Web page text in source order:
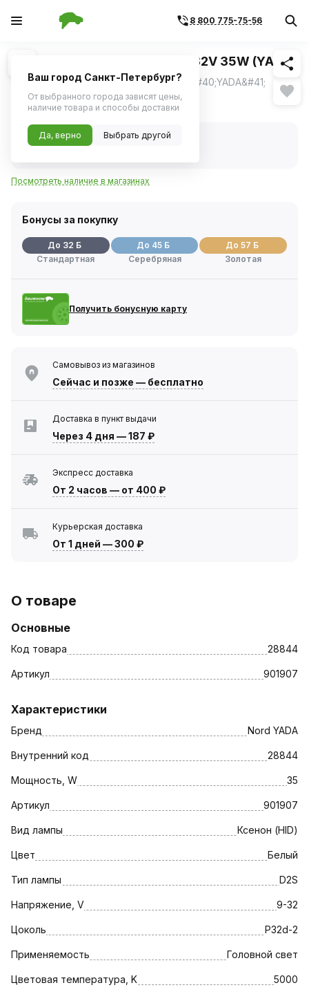
8 800 775-75-56
1/1 Похожие
Лампа ксенон D2S 5000K 9-32V 35W (YADA)
Лампа ксенон D2S 5000K 9-32V 35W &#40;YADA&#41;
632 ₽
В наличии
Код товара:28844
Посмотреть наличие в магазинах
Бонусы за покупку
До 32 Б
Стандартная
До 45 Б
Серебряная
До 57 Б
Золотая
Получить бонусную карту
Самовывоз из магазинов
Сейчас и позже — бесплатно
Доставка в пункт выдачи
Через 4 дня —187 ₽
Экспресс доставка
От 2 часов — от 400 ₽
Курьерская доставка
От 1 дней —300 ₽
О товаре
Основные
Код товара 28844
Артикул 901907
Характеристики
Бренд Nord YADA
Внутренний код 28844
Мощность, W 35
Артикул 901907
Вид лампы Ксенон (HID)
Цвет Белый
Тип лампы D2S
Напряжение, V 9-32
Цоколь P32d-2
Применяемость Головной свет
Цветовая температура, K 5000
Ваш город Санкт-Петербург?
От выбранного города зависят цены,
наличие товара и способы доставки
Да, верно Выбрать другой